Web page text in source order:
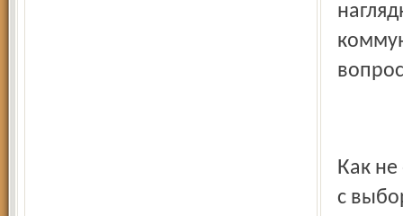
Как
с